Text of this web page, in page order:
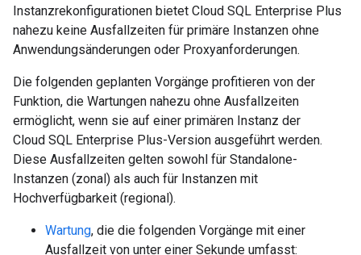
Instanzrekonfigurationen bietet Cloud SQL Enterprise Plus
nahezu keine Ausfallzeiten für primäre Instanzen ohne
Anwendungsänderungen oder Proxyanforderungen.
Die folgenden geplanten Vorgänge profitieren von der
Funktion, die Wartungen nahezu ohne Ausfallzeiten
ermöglicht, wenn sie auf einer primären Instanz der
Cloud SQL Enterprise Plus-Version ausgeführt werden.
Diese Ausfallzeiten gelten sowohl für Standalone-
Instanzen (zonal) als auch für Instanzen mit
Hochverfügbarkeit (regional).
Wartung, die die folgenden Vorgänge mit einer
Ausfallzeit von unter einer Sekunde umfasst: